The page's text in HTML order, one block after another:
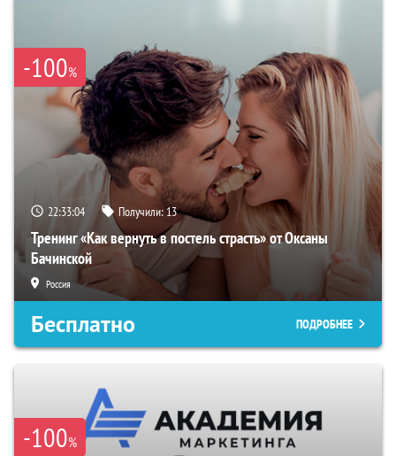
-100%
22:33:03 Получили:13
Тренинг «Как вернуть в постель страсть» от Оксаны
Бачинской
Россия
Бесплатно ПОДРОБНЕЕ
-100%